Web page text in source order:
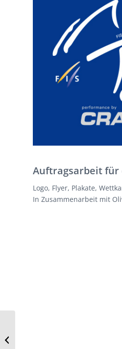
Auftragsarbeit für
Logo, Flyer, Plakate,
In Zusammenarbeit mit